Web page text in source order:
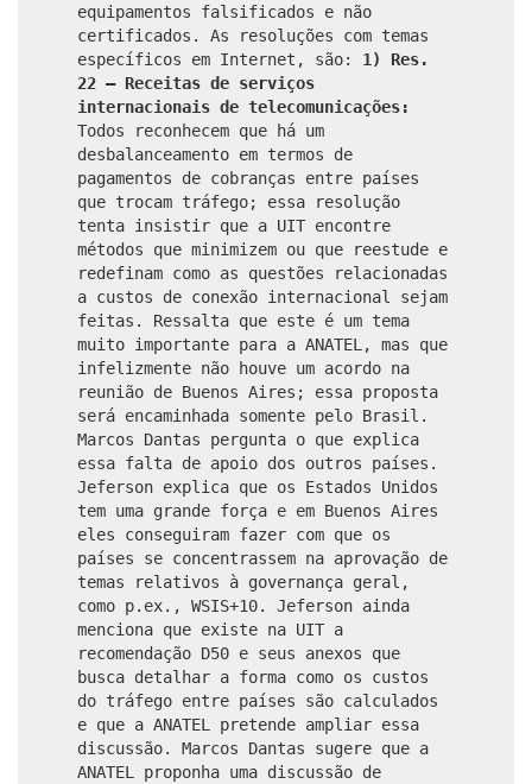
equipamentos falsificados e não
certificados. As resoluções com temas
específicos em Internet, são: 1) Res.
22 – Receitas de serviços
internacionais de telecomunicações:
Todos reconhecem que há um
desbalanceamento em termos de
pagamentos de cobranças entre países
que trocam tráfego; essa resolução
tenta insistir que a UIT encontre
métodos que minimizem ou que reestude e
redefinam como as questões relacionadas
a custos de conexão internacional sejam
feitas. Ressalta que este é um tema
muito importante para a ANATEL, mas que
infelizmente não houve um acordo na
reunião de Buenos Aires; essa proposta
será encaminhada somente pelo Brasil.
Marcos Dantas pergunta o que explica
essa falta de apoio dos outros países.
Jeferson explica que os Estados Unidos
tem uma grande força e em Buenos Aires
eles conseguiram fazer com que os
países se concentrassem na aprovação de
temas relativos à governança geral,
como p.ex., WSIS+10. Jeferson ainda
menciona que existe na UIT a
recomendação D50 e seus anexos que
busca detalhar a forma como os custos
do tráfego entre países são calculados
e que a ANATEL pretende ampliar essa
discussão. Marcos Dantas sugere que a
ANATEL proponha uma discussão de